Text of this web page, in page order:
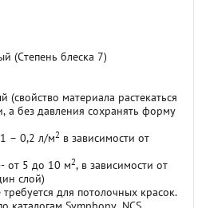
(Степень блеска 7)
(свойство материала растекаться
а без давления сохранять форму
– 0,2 л/м2 в зависимости от
от 5 до 10 м2, в зависимости от
слой)
для потолочных красок.